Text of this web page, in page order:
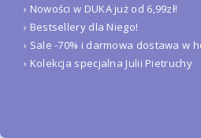
› Nowości w DUKA już od 6,99zł!
› Bestsellery dla Niego!
› Sale -70% i darmowa dostawa w
› Kolekcja specjalna Julii Pietruchy